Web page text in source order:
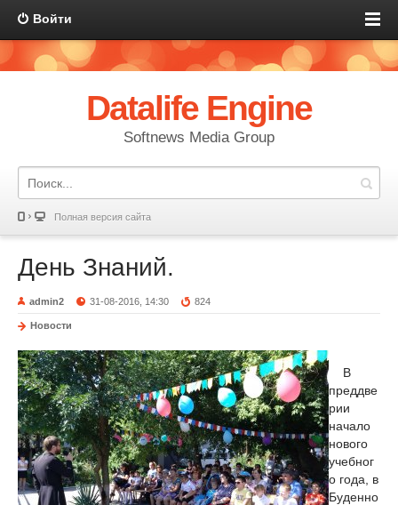
Войти
Datalife Engine
Softnews Media Group
Полная версия сайта
День Знаний.
admin2 31-08-2016, 14:30 824
Новости
В
преддве
рии
начало
нового
учебног
о года, в
Буденно